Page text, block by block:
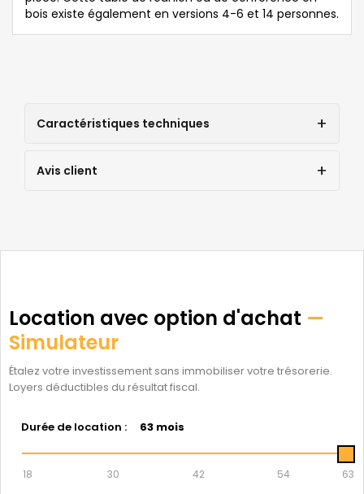
bois existe également en versions 4-6 et 14 personnes.
Caractéristiques techniques
Avis client
Location avec option d'achat —
Simulateur
Étalez votre investissement sans immobiliser votre trésorerie.
Loyers déductibles du résultat fiscal.
Durée de location : 63 mois
18 30 42 54
63